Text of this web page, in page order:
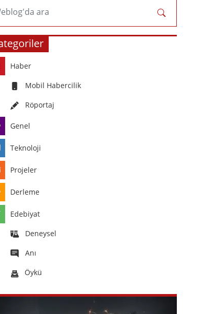
ara
Haber
Mobil Habercilik
Röportaj
Genel
Teknoloji
Projeler
Derleme
Edebiyat
Deneysel
Anı
Öykü